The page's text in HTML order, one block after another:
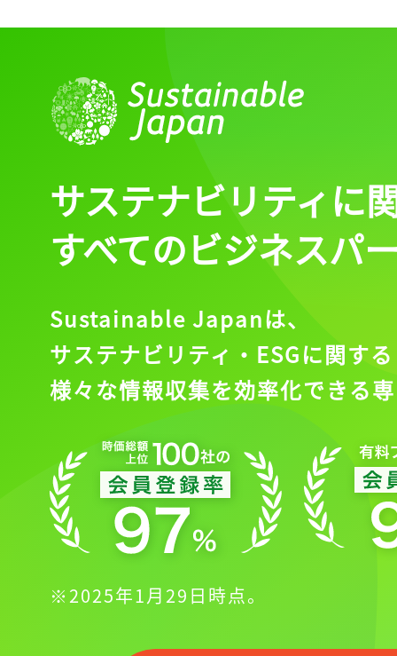
サステナビリティに
すべてのビジネスパ
Sustainable Japanは、
サステナビリティ・ESGに関する
様々な情報収集を効率化できる
※2025年1月29日時点。